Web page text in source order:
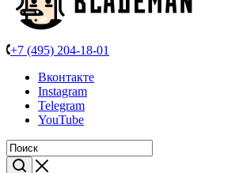
+7 (495) 204-18-01
Вконтакте
Instagram
Telegram
YouTube